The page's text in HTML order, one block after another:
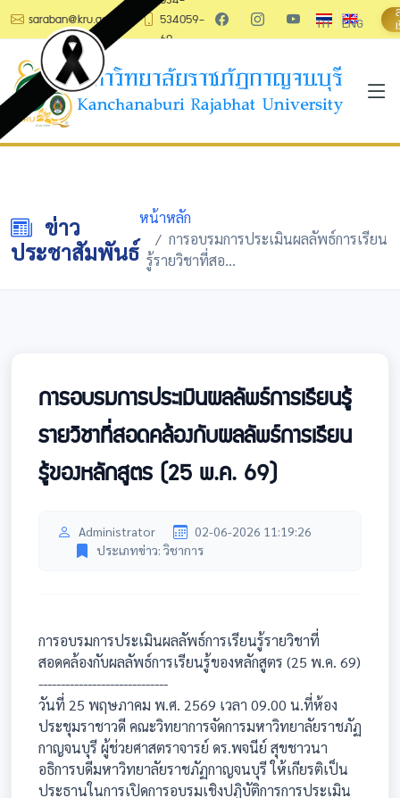
saraban@kru.ac.th
534059-
60
TH ENG
ข่าว
ประชาสัมพันธ์
หน้าหลัก
การอบรมการประเมินผลลัพธ์การเรียน
รู้รายวิชาที่สอ...
การอบรมการประเมินผลลัพธ์การเรียนรู้
รายวิชาที่สอดคล้องกับผลลัพธ์การเรียน
รู้ของหลักสูตร (25 พ.ค. 69)
Administrator
02-06-2026 11:19:26
ประเภทข่าว: วิชาการ
การอบรมการประเมินผลลัพธ์การเรียนรู้รายวิชาที่
สอดคล้องกับผลลัพธ์การเรียนรู้ของหลักสูตร (25 พ.ค. 69)
-----------------------------
วันที่ 25 พฤษภาคม พ.ศ. 2569 เวลา 09.00 น.ที่ห้อง
ประชุมราชาวดี คณะวิทยาการจัดการมหาวิทยาลัยราชภัฏ
กาญจนบุรี ผู้ช่วยศาสตราจารย์ ดร.พจนีย์ สุขชาวนา
อธิการบดีมหาวิทยาลัยราชภัฏกาญจนบุรี ให้เกียรติเป็น
ประธานในการเปิดการอบรมเชิงปฏิบัติการการประเมิน